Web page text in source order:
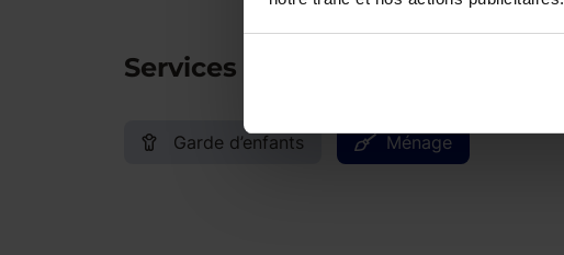
Services proposés
Garde d’enfants Ménage